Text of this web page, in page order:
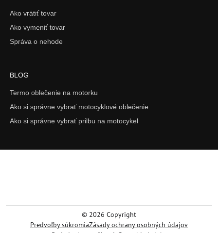
Ako vrátiť tovar
Ako vymeniť tovar
Správa o nehode
BLOG
Termo oblečenie na motorku
Ako si správne vybrať motocyklové oblečenie
Ako si správne vybrať prilbu na motocykel
© 2026 Copyright
Predvoľby súkromiaZásady ochrany osobných údajov